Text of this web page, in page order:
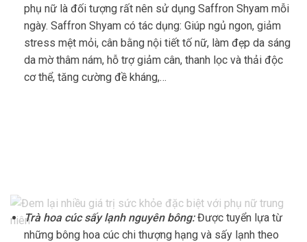
phụ nữ là đối tượng rất nên sử dụng Saffron Shyam mỗi
ngày. Saffron Shyam có tác dụng: Giúp ngủ ngon, giảm
stress mệt mỏi, cân bằng nội tiết tố nữ, làm đẹp da sáng
da mờ thâm nám, hỗ trợ giảm cân, thanh lọc và thải độc
cơ thể, tăng cường đề kháng,…
Trà hoa cúc sấy lạnh nguyên bông:Được tuyển lựa từ
những bông hoa cúc chi thượng hạng và sấy lạnh theo